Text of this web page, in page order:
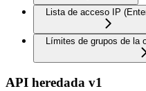
Lista de acceso IP
Límites de grupos de la
API heredada v1